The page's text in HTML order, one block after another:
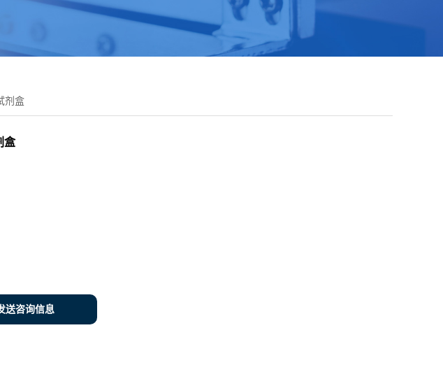
剂盒
盒
送咨询信息